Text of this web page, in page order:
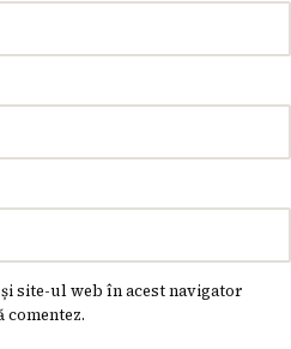
site-ul web în acest navigator
comentez.